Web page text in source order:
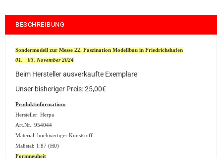
BESCHREIBUNG
Sondermodell zur Messe 22. Faszination Modellbau in Friedrichshafen
01. - 03. November 2024
Beim Hersteller ausverkaufte Exemplare
Unser bisheriger Preis: 25,00€
Produktinformation:
Hersteller: Herpa
Art.Nr.: 954044
Material: hochwertiger Kunststoff
Maßstab 1:87 (H0)
Formneuheit